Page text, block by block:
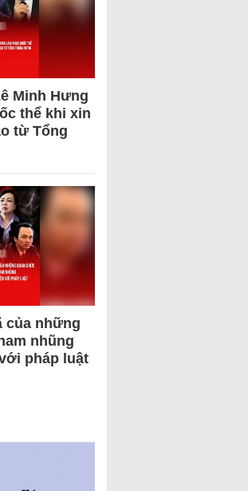
Minh Hưng
thể khi xin
từ Tổng
của những
nhũng
pháp luật